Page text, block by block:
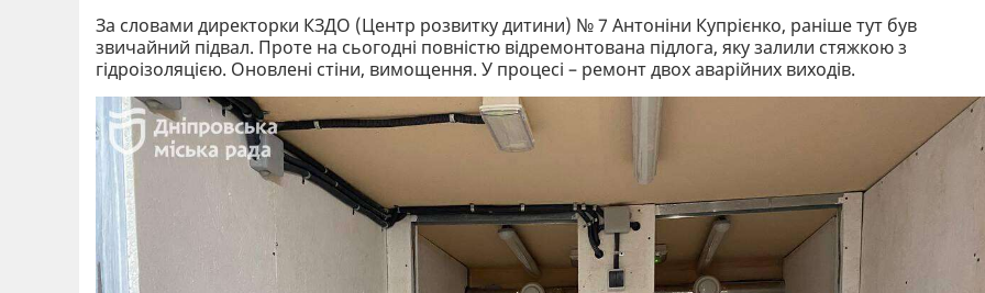
За словами директорки КЗДО (Центр розвитку дитини) № 7 Антоніни Купрієнко, раніше тут був
звичайний підвал. Проте на сьогодні повністю відремонтована підлога, яку залили стяжкою з
гідроізоляцією. Оновлені стіни, вимощення. У процесі – ремонт двох аварійних виходів.